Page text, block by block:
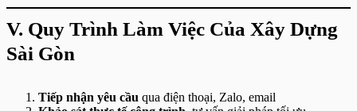
V. Quy Trình Làm Việc Của Xây Dựng
Sài Gòn
Tiếp nhận yêu cầu qua điện thoại, Zalo, email